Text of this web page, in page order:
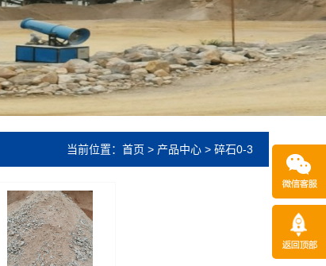
当前位置： 首页 > 产品中心 > 碎石0-3